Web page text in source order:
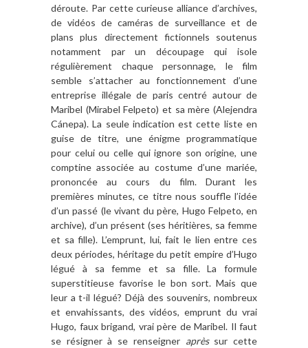
déroute. Par cette curieuse alliance d’archives,
de vidéos de caméras de surveillance et de
plans plus directement fictionnels soutenus
notamment par un découpage qui isole
régulièrement chaque personnage, le film
semble s’attacher au fonctionnement d’une
entreprise illégale de paris centré autour de
Maribel (Mirabel Felpeto) et sa mère (Alejendra
Cánepa). La seule indication est cette liste en
guise de titre, une énigme programmatique
pour celui ou celle qui ignore son origine, une
comptine associée au costume d’une mariée,
prononcée au cours du film. Durant les
premières minutes, ce titre nous souffle l’idée
d’un passé (le vivant du père, Hugo Felpeto, en
archive), d’un présent (ses héritières, sa femme
et sa fille). L’emprunt, lui, fait le lien entre ces
deux périodes, héritage du petit empire d’Hugo
légué à sa femme et sa fille. La formule
superstitieuse favorise le bon sort. Mais que
leur a t-il légué? Déjà des souvenirs, nombreux
et envahissants, des vidéos, emprunt du vrai
Hugo, faux brigand, vrai père de Maribel. Il faut
se résigner à se renseigner aprèssur cette